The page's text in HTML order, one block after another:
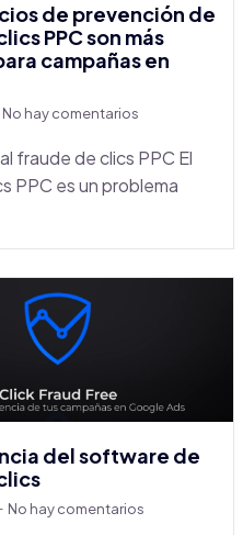
de prevención de
PPC son más
campañas en
No hay comentarios
fraude de clics PPC El
PPC es un problema
del software de
No hay comentarios